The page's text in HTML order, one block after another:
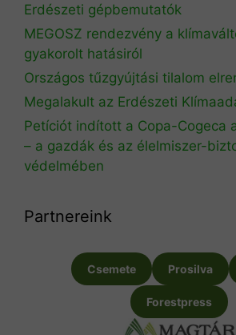
Erdészeti gépbemutatók
MEGOSZ rendezvény a
gyakorolt hatásiról
Országos tűzgyújtási tilalom
Megalakult az Erdészeti
Petíciót indított a Copa-Cogeca
– a gazdák és az élelmiszer-
védelmében
Partnereink
Csemete Prosilva
Forestpress